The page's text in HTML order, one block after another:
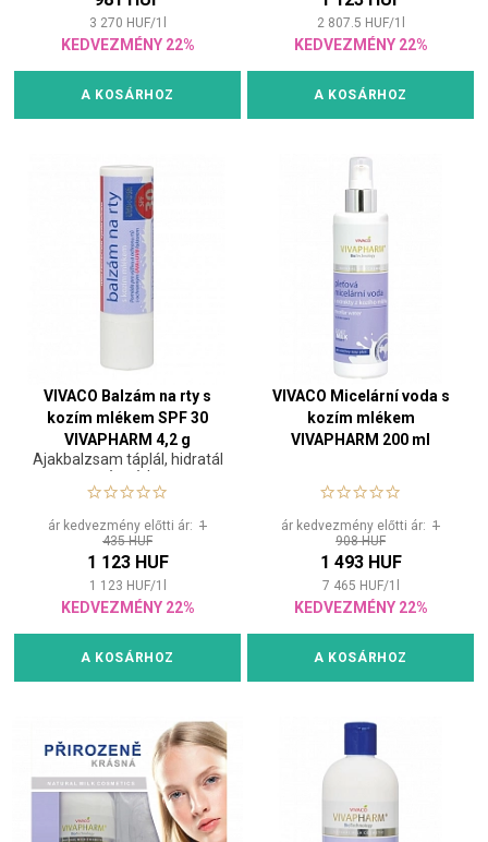
3 270 HUF/1
KEDVEZMÉNY 22%
A KOSÁRHOZ
2 807.5 HUF/1
KEDVEZMÉNY 22%
A KOSÁRHOZ
VIVACO Balzám na rty s
kozím mlékem SPF 30
VIVAPHARM 4,2 g
Ajakbalzsam táplál, hidratál
és véd
ár kedvezmény előtti ár: 1
435 HUF
1 123 HUF
1 123 HUF/1
KEDVEZMÉNY 22%
A KOSÁRHOZ
VIVACO Micelární voda s
kozím mlékem
VIVAPHARM 200 ml
ár kedvezmény előtti ár: 1
908 HUF
1 493 HUF
7 465 HUF/1
KEDVEZMÉNY 22%
A KOSÁRHOZ